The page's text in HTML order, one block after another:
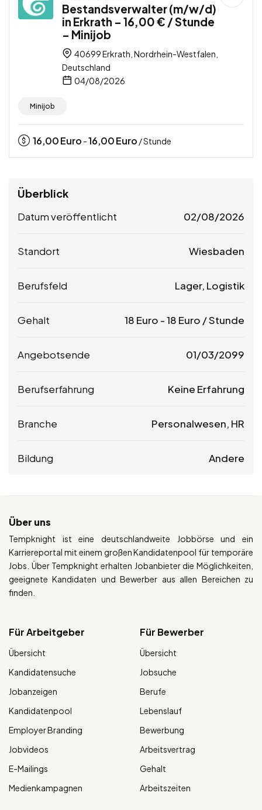
Bestandsverwalter (m/w/d)
in Erkrath – 16,00 € / Stunde
– Minijob
40699 Erkrath, Nordrhein-Westfalen,
Deutschland
04/08/2026
Minijob
16,00Euro -16,00Euro / Stunde
Überblick
Datum veröffentlicht 02/08/2026
Standort Wiesbaden
Berufsfeld Lager, Logistik
Gehalt 18 Euro -18 Euro / Stunde
Angebotsende 01/03/2099
Berufserfahrung Keine Erfahrung
Branche Personalwesen, HR
Bildung Andere
Über uns
Tempknight ist eine deutschlandweite Jobbörse und ein
Karriereportal mit einem großen Kandidatenpool für temporäre
Jobs. Über Tempknight erhalten Jobanbieter die Möglichkeiten,
geeignete Kandidaten und Bewerber aus allen Bereichen zu
finden.
Für Arbeitgeber
Übersicht
Kandidatensuche
Jobanzeigen
Kandidatenpool
Employer Branding
Jobvideos
E-Mailings
Medienkampagnen
Für Bewerber
Übersicht
Jobsuche
Berufe
Lebenslauf
Bewerbung
Arbeitsvertrag
Gehalt
Arbeitszeiten